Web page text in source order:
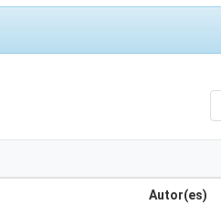
Autor(es)